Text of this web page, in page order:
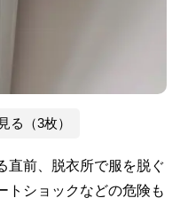
る（3枚）
直前、脱衣所で服を脱ぐ
トショックなどの危険も